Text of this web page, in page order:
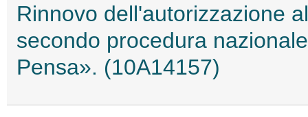
Rinnovo dell'autorizzazione
secondo procedura
Pensa». (10A14157)